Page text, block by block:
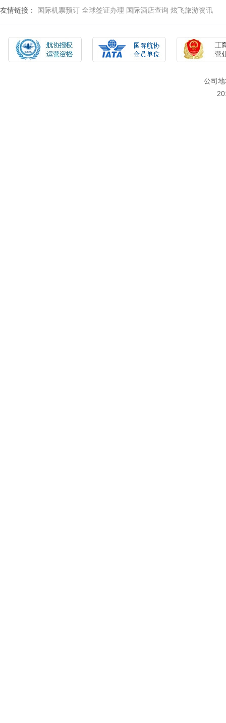
友情链接： 国际机票预订 全球签证办理 国际酒店查询 炫飞旅游资讯
公司